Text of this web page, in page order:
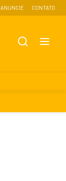
ANUNCIE CONTATO